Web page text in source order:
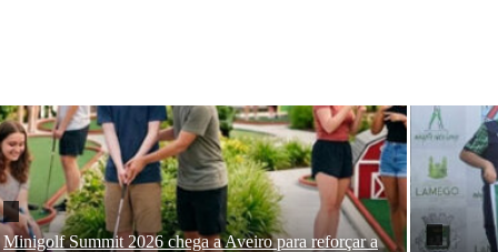
Minigolf Summit 2026 chega a Aveiro para reforçar a